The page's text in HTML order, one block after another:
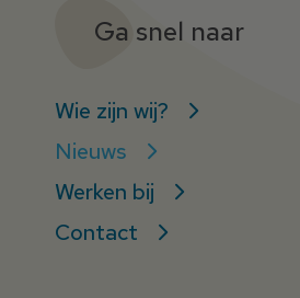
Ga snel naar
Wie zijn wij?
Nieuws
Werken bij
Contact